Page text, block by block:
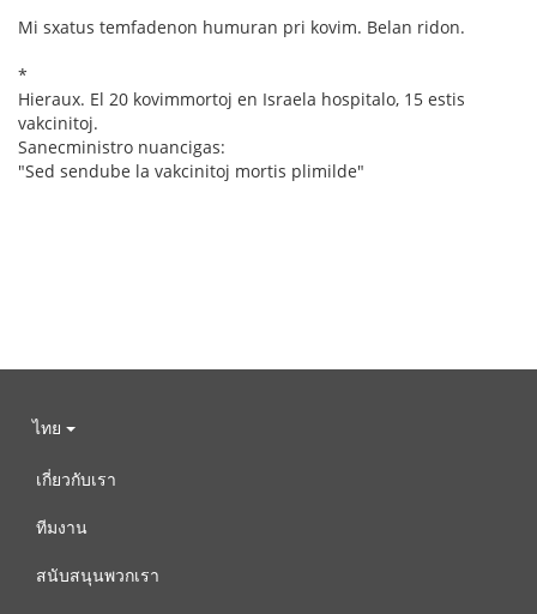
Mi sxatus temfadenon humuran pri kovim. Belan ridon.
*
Hieraux. El 20 kovimmortoj en Israela hospitalo, 15 estis
vakcinitoj.
Sanecministro nuancigas:
"Sed sendube la vakcinitoj mortis plimilde"
ไทย
เกี่ยวกับเรา
ทีมงาน
สนับสนุนพวกเรา